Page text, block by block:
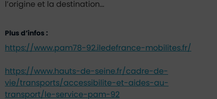
l’origine et la destination…
Plus d’infos :
https://www.pam78-92.iledefrance-mobilites.fr/
https://www.hauts-de-seine.fr/cadre-de-
vie/transports/accessibilite-et-aides-au-
transport/le-service-pam-92